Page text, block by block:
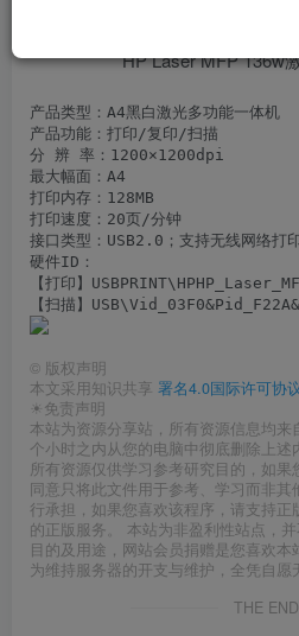
HP Laser MFP 136w
产品类型：A4黑白激光多功能一体机
产品功能：打印/复印/扫描
分 辨 率：1200×1200dpi
最大幅面：A4
打印内存：128MB
打印速度：20页/分钟
接口类型：USB2.0；支持无线网络打
硬件ID：
【打印】
【扫描】
© 版权声明
本文采用知识共享 署名4.0国际许可协
☀免责声明
本站为资源分享站，所有资源信息均
个小时之内从您的电脑中彻底删除上述
所有资源仅供学习参考研究目的，如
同意只将此文件用于参考、学习而非
行承担，如果您喜欢该程序，请支持
的正版服务。 本站为非盈利性站点，
目的及用途，网站会员捐赠是您喜欢
为维持服务器的开支与维护，全凭自愿
THE END